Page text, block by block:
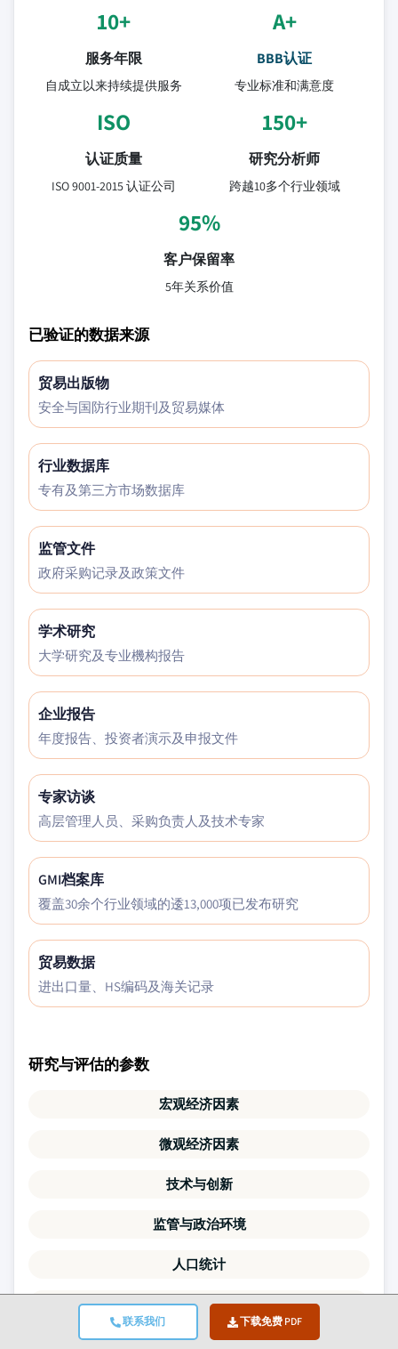
联系我们 下载免费 PDF
10+
服务年限
自成立以来持续提供服务
A+
BBB认证
专业标准和满意度
ISO
认证质量
ISO 9001-2015 认证公司
150+
研究分析师
跨越10多个行业领域
95%
客户保留率
5年关系价值
已验证的数据来源
贸易出版物
安全与国防行业期刊及贸易媒体
行业数据库
专有及第三方市场数据库
监管文件
政府采购记录及政策文件
学术研究
大学研究及专业機构报告
企业报告
年度报告、投资者演示及申报文件
专家访谈
高层管理人员、采购负责人及技术专家
GMI档案库
覆盖30余个行业领域的逶13,000项已发布研究
贸易数据
进出口量、HS编码及海关记录
研究与评估的参数
宏观经济因素
微观经济因素
技术与创新
监管与政治环境
人口统计
价値链分析
市场动态